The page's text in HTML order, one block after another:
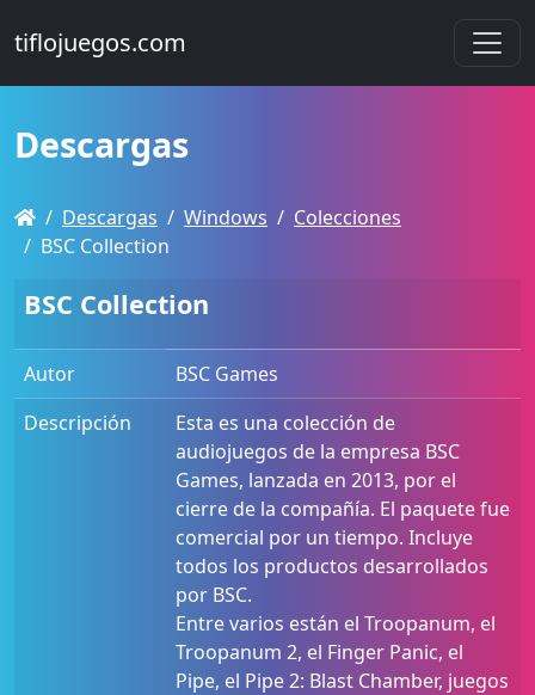
tiflojuegos.com
Descargas
Descargas Windows
Colecciones
BSC Collection
BSC Collection
Autor
BSC Games
Descripción
Esta es una colección de
audiojuegos de la empresa BSC
Games, lanzada en 2013, por el
cierre de la compañía. El paquete fue
comercial por un tiempo. Incluye
todos los productos desarrollados
por BSC.
Entre varios están el Troopanum, el
Troopanum 2, el Finger Panic, el
Pipe, el Pipe 2: Blast Chamber, juegos